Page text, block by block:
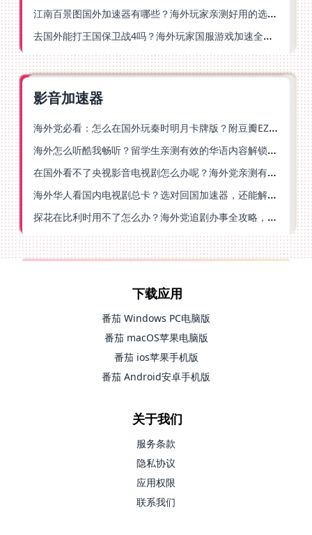
江南百景图国外加速器有哪些？海外玩家亲测好用的选择与避坑指南
去国外能打王国保卫战4吗？海外玩家国服游戏加速全攻略（附公主连结幻想江湖实测）
影音加速器
海外党必看：怎么在国外玩秦时明月卡牌版？附豆瓣EZCast地区限制破解法
海外怎么听酷我畅听？留学生亲测有效的华语内容解锁指南
在国外看不了央视影音电视剧怎么办呢？海外党亲测有效的回国加速方案
海外华人看国内电视剧总卡？选对回国加速器，还能解决菲律宾打不开反诈中心的问题
探花在比利时用不了怎么办？海外党追剧办事全攻略，选对加速器就够了
下载应用
番茄 Windows PC电脑版
番茄 macOS苹果电脑版
番茄 ios苹果手机版
番茄 Android安卓手机版
关于我们
服务条款
隐私协议
应用权限
联系我们